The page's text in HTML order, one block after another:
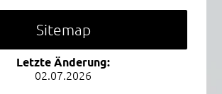
- Car-Design by Manfred
Sitemap
in einer Lightbox. Externer Inhalt
Letzte Änderung:
02.07.2026